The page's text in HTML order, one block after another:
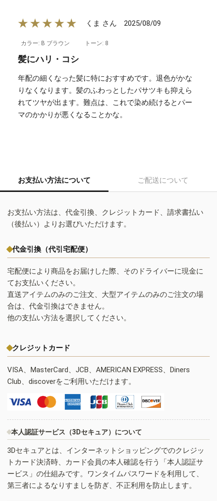
★★★★★ くま さん 2025/08/09
カラー: B ブラウン トーン: 8
髪にハリ・コシ
年配の細くなった髪に特におすすめです。退色がかな
りなくなります。髪のふわっとしたパサツキも抑えら
れてツヤが出ます。難点は、これで染め続けるとパー
マのかかりが悪くなることかな。
お支払い方法について ご配送について
お支払い方法は、代金引換、クレジットカード、請求書払い
（後払い）よりお選びいただけます。
代金引換（代引宅配便）
宅配便により商品をお届けした際、そのドライバーに現金に
てお支払いください。
直送アイテムのみのご注文、大型アイテムのみのご注文の場
合は、代金引換はできません。
他の支払い方法を選択してください。
クレジットカード
VISA、MasterCard、JCB、AMERICAN EXPRESS、Diners
Club、discoverをご利用いただけます。
本人認証サービス（3Dセキュア）について
3Dセキュアとは、インターネットショッピングでのクレジッ
トカード決済時、カード会員の本人確認を行う「本人認証サ
ービス」の仕組みです。ワンタイムパスワードを利用して、
第三者によるなりすましを防ぎ、不正利用を防止します。